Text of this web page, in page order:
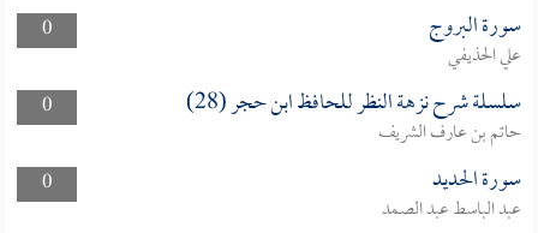
0
سورة البروج
علي الحذيفي
0
سلسلة شرح نزهة النظر للحافظ ابن حجر (28)
حاتم بن عارف الشريف
0
سورة الحديد
عبد الباسط عبد الصمد